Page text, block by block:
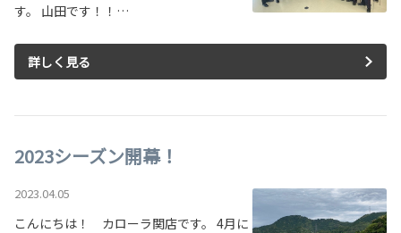
す。 山田です！！…
詳しく見る
2023シーズン開幕！
2023.04.05
こんにちは！ カローラ関店です。 4月に